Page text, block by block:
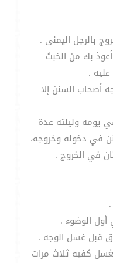
بك من الخبث
.
أصحاب السنن إلا
يومه وليلته عدة
في دخوله وخروجه،
في الخروج .
فغسل كفيه ثلاث مرات